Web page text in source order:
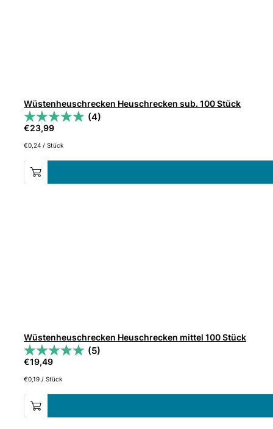
Wüstenheuschrecken Heuschrecken sub. 100 Stück
(4)
€23,99
€0,24 /Stück
Wüstenheuschrecken Heuschrecken mittel 100 Stück
(5)
€19,49
€0,19 /Stück